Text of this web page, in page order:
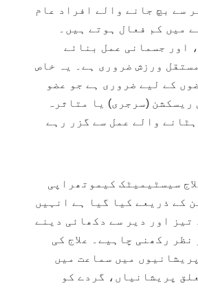
سے بچ جانے والے افراد عام
میں کم فعال ہوتے ہیں۔
اور جسمانی عمل بنائے
ورزش ضروری ہے۔ يہ خاص
کے لیے ضروری ہے جو عضو
(سرجری) یا متاثرہ
والے عمل سے گزر رہے
سیسٹیمیٹک کیموتھراپی
کے ذریعے کیا گیا ہے انہیں
تیز اور دیر سے دکھائی دینے
نظر رکھنی چاہیے۔ علاج کی
میں سماعت میں
پریشانیاں، گردے کو